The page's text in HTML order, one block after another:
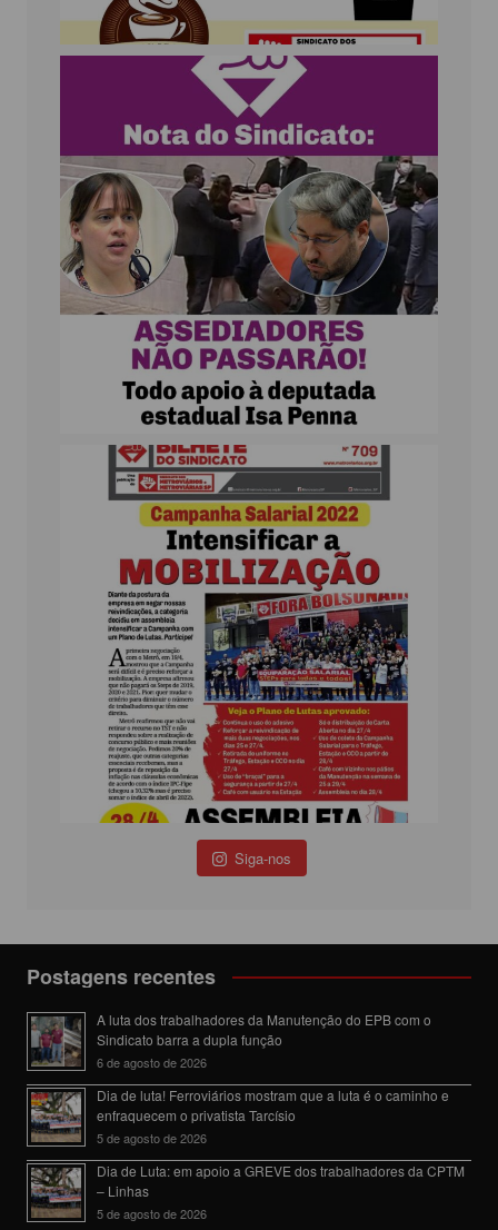
Siga-nos
Postagens recentes
A luta dos trabalhadores da Manutenção do EPB com o
Sindicato barra a dupla função
6 de agosto de 2026
Dia de luta! Ferroviários mostram que a luta é o caminho e
enfraquecem o privatista Tarcísio
5 de agosto de 2026
Dia de Luta: em apoio a GREVE dos trabalhadores da CPTM
– Linhas
5 de agosto de 2026